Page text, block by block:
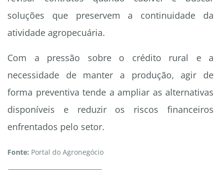
soluções que preservem a continuidade da
atividade agropecuária.
Com a pressão sobre o crédito rural e a
necessidade de manter a produção, agir de
forma preventiva tende a ampliar as alternativas
disponíveis e reduzir os riscos financeiros
enfrentados pelo setor.
Fonte: Portal do Agronegócio